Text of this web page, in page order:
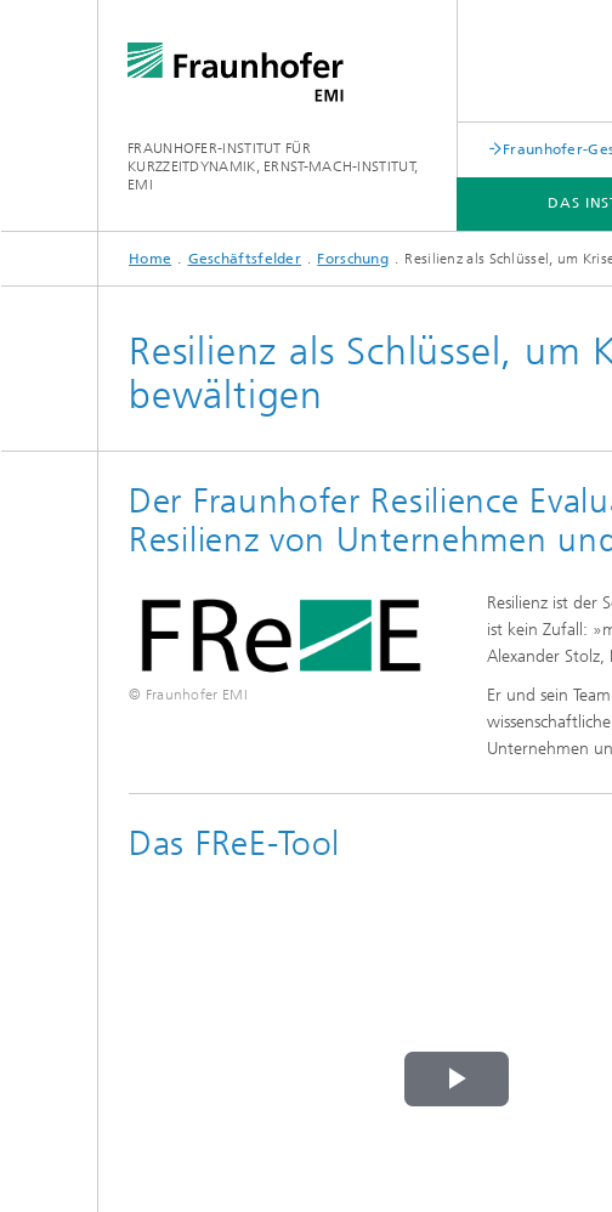
FRAUNHOFER-INSTITUT FÜR
KURZZEITDYNAMIK, ERNST-MACH-INSTITUT,
EMI
Fraunhofer-
DAS
Home Geschäftsfelder Forschung Resilienz als Schlüssel, um
Resilienz als Schlüssel, um
bewältigen
Der Fraunhofer Resilience
Resilienz von Unternehmen
© Fraunhofer EMI
Resilienz ist der
ist kein Zufall:
Alexander
Er und sein
Unternehmen
Das FReE-Tool
Play